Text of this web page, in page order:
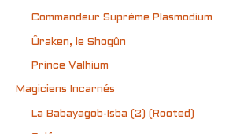
Commandeur Suprème Plasmodium
Ûraken, le Shogûn
Prince Valhium
Magiciens Incarnés
La Babayagob-Isba (2) (Rooted)